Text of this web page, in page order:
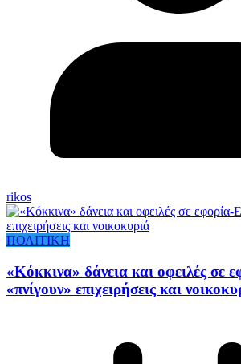
rikos
ΠΟΛΙΤΙΚΗ
«Κόκκινα» δάνεια και οφειλές
«πνίγουν» επιχειρήσεις και